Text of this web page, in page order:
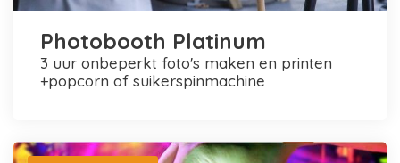
Photobooth Platinum
3 uur onbeperkt foto's maken en printen
+popcorn of suikerspinmachine